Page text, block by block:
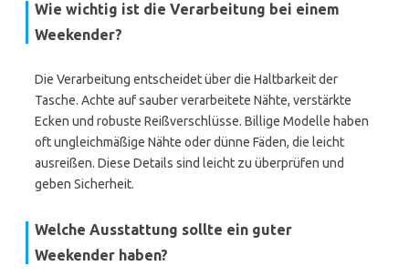
Wie wichtig ist die Verarbeitung bei einem
Weekender?
Die Verarbeitung entscheidet über die Haltbarkeit der
Tasche. Achte auf sauber verarbeitete Nähte, verstärkte
Ecken und robuste Reißverschlüsse. Billige Modelle haben
oft ungleichmäßige Nähte oder dünne Fäden, die leicht
ausreißen. Diese Details sind leicht zu überprüfen und
geben Sicherheit.
Welche Ausstattung sollte ein guter
Weekender haben?